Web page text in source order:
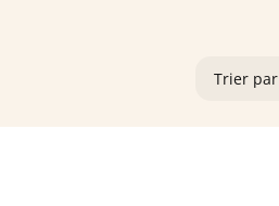
Trier par